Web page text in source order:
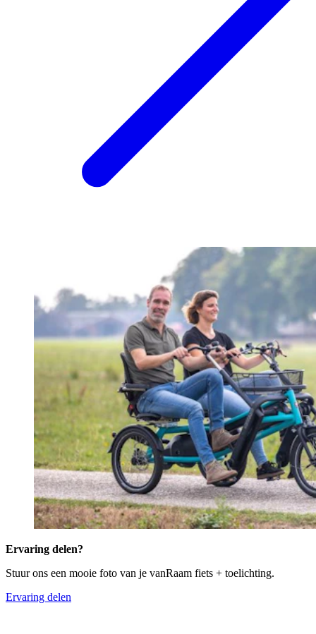
Ervaring delen?
Stuur ons een mooie foto van je vanRaam fiets + toelichting.
Ervaring delen